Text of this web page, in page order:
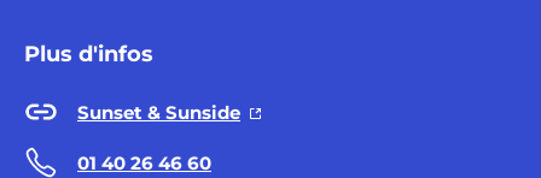
Plus d'infos
Sunset & Sunside
01 40 26 46 60